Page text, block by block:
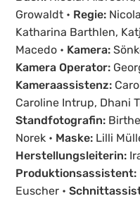
Growaldt • Regie:
Katharina Barthlen,
Macedo • Kamera:
Kamera Operator:
Kameraassistenz:
Caroline Intrup, Dhani
Standfotografin:
Norek • Maske: Lilli
Herstellungsleiterin:
Produktionsassistent:
Euscher •